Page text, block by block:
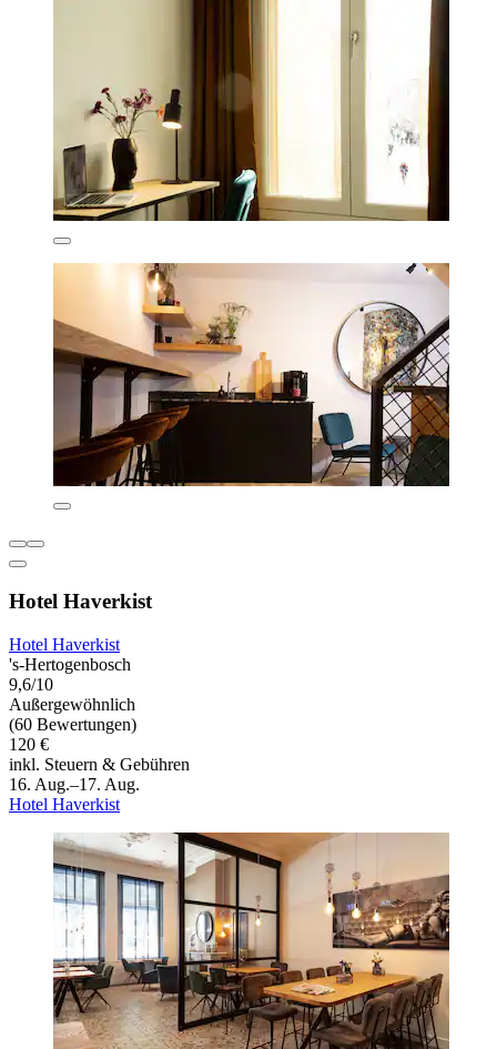
Hotel Haverkist
Hotel Haverkist
's-Hertogenbosch
9,6/10
Außergewöhnlich
(60 Bewertungen)
120 €
inkl. Steuern & Gebühren
16. Aug.–17. Aug.
Hotel Haverkist